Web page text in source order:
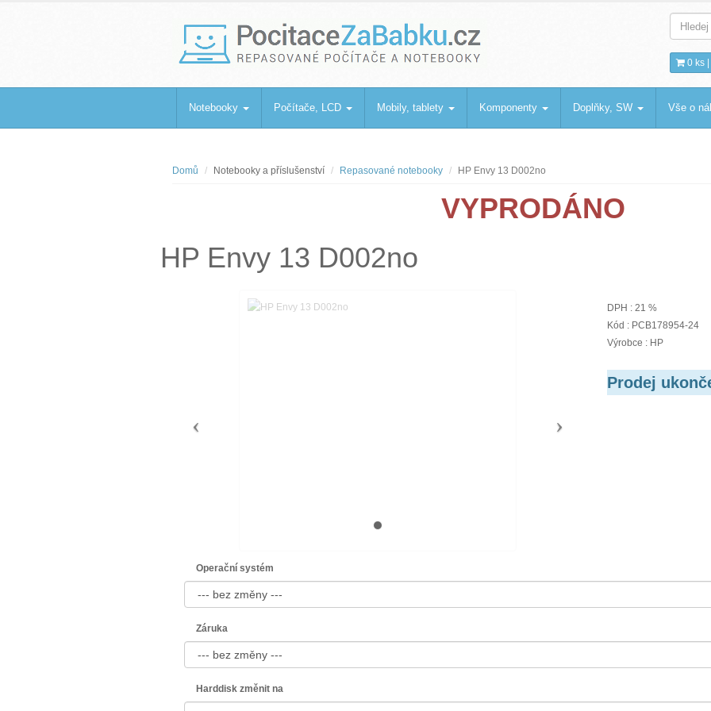
PocitaceZaBabku.cz
Repasované počítače a notebooky 0 ks |
Notebooky Počítače, LCD Mobily, tablety Komponenty Doplňky, SW Vše o
Domů Notebooky a příslušenství Repasované notebooky HP Envy 13 D002no
VYPRODÁNO
HP Envy 13 D002no
DPH : 21 %
Kód : PCB178954-24
Výrobce : HP
Prodej
Operační systém
Záruka
Harddisk změnit na